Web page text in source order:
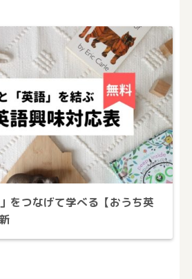
をつなげて学べる【おうち英